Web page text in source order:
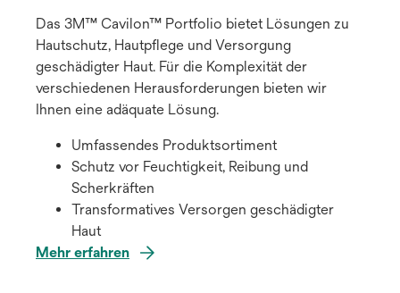
Das 3M™ Cavilon™ Portfolio bietet Lösungen zu
Hautschutz, Hautpflege und Versorgung
geschädigter Haut. Für die Komplexität der
verschiedenen Herausforderungen bieten wir
Ihnen eine adäquate Lösung.
Umfassendes Produktsortiment
Schutz vor Feuchtigkeit, Reibung und
Scherkräften
Transformatives Versorgen geschädigter
Haut
Mehr erfahren